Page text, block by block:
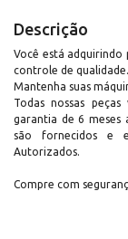
Descrição
Você está adquirindo
controle de qualidade.
Mantenha suas
Todas nossas
garantia de 6 meses
são fornecidos e
Autorizados.
Compre com